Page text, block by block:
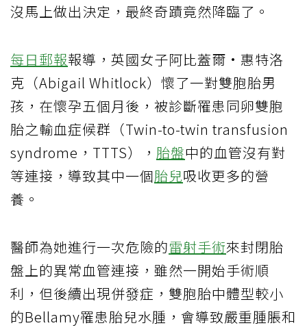
沒馬上做出決定，最終奇蹟竟然降臨了。
每日郵報報導，英國女子阿比蓋爾·惠特洛
克（Abigail Whitlock）懷了一對雙胞胎男
孩，在懷孕五個月後，被診斷罹患同卵雙胞
胎之輸血症候群（Twin-to-twin transfusion
syndrome，TTTS）， 胎盤中的血管沒有對
等連接，導致其中一個胎兒吸收更多的營
養。
醫師為她進行一次危險的雷射手術來封閉胎
盤上的異常血管連接，雖然一開始手術順
利，但後續出現併發症，雙胞胎中體型較小
的Bellamy罹患胎兒水腫，會導致嚴重腫脹和